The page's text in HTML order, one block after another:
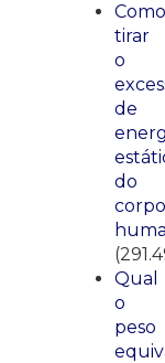
Como
tirar
o
de
do
corpo
Qual
o
peso